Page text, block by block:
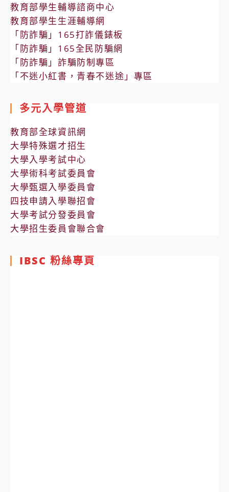
教育部學生輔導諮商中心
教育部學生生涯輔導網
「防詐騙」165打詐儀錶板
「防詐騙」165全民防騙網
「防詐騙」詐騙防制專區
「不迷小紅書，青春不迷途」專區
多元入學管道
教育部全球資訊網
大學特殊選才招生
大學入學考試中心
大學術科考試委員會
大學甄選入學委員會
四技申請入學聯招會
大學考試分發委員會
大學招生委員會聯合會
IBSC 粉絲專頁